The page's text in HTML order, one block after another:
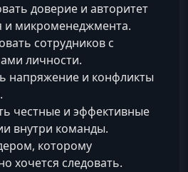
доверие и авторитет
и микроменеджмента.
сотрудников с
личности.
напряжение и конфликты
честные и эффективные
внутри команды.
которому
хочется следовать.